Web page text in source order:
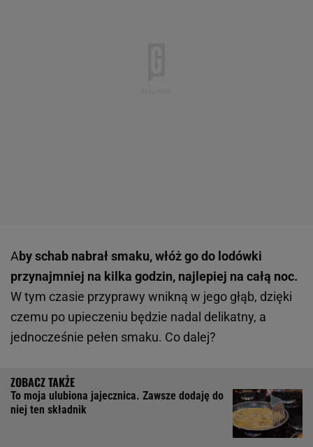
Aby schab nabrał smaku, włóż go do lodówki
przynajmniej na kilka godzin, najlepiej na całą noc.
W tym czasie przyprawy wnikną w jego głąb, dzięki
czemu po upieczeniu będzie nadal delikatny, a
jednocześnie pełen smaku. Co dalej?
To moja ulubiona jajecznica. Zawsze dodaję do
niej ten składnik